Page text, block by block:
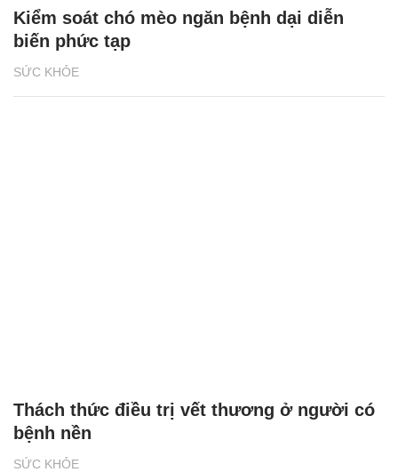
SỨC KHỎE
Kiểm soát chó mèo ngăn bệnh dại diễn
biến phức tạp
SỨC KHỎE
Thách thức điều trị vết thương ở người có
bệnh nền